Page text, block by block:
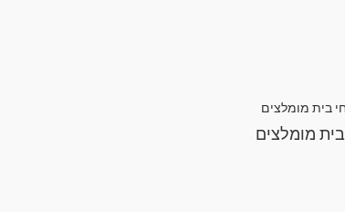
מומלצים